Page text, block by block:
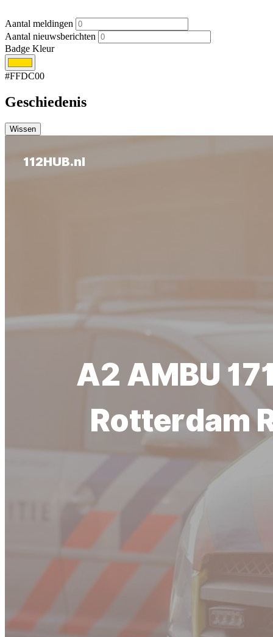
Aantal meldingen
Aantal nieuwsberichten
Badge Kleur
#FFDC00
Geschiedenis
Wissen